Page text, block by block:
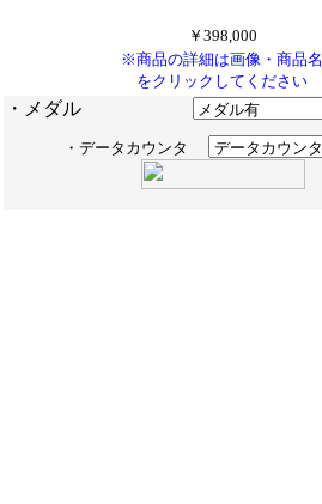
￥398,000
※商品の詳細は画像・商品名
をクリックしてください
・メダル
・データカウンタ